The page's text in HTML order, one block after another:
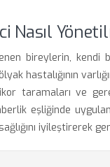
Nasıl
bireylerin, kendi
hastalığının
taramaları ve
eşliğinde
iyileştirerek